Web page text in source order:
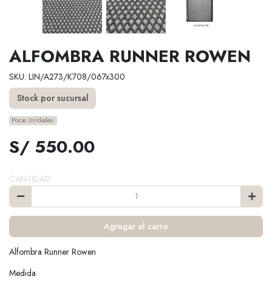
ALFOMBRA RUNNER ROWEN
SKU: LIN/A273/K708/067x300
Stock por sucursal
Pocas Unidades.
S/ 550.00
CANTIDAD
Agregar al carro
Alfombra Runner Rowen
Medida